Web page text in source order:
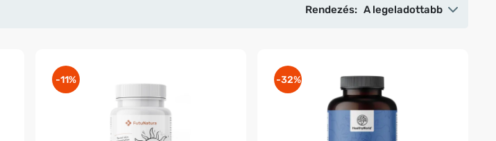
Rendezés: A legeladottabb
-11% -32%